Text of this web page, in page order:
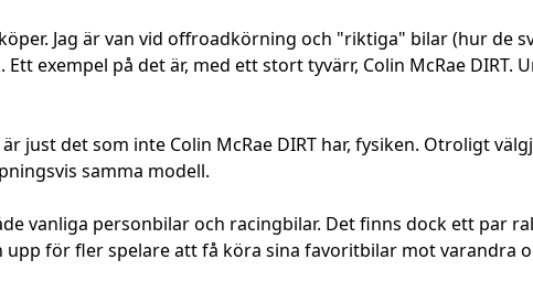
Jag är van vid offroadkörning och "riktiga" bilar (hur de
exempel på det är, med ett stort tyvärr, Colin McRae DIRT.
just det som inte Colin McRae DIRT har, fysiken. Otroligt
samma modell.
vanliga personbilar och racingbilar. Det finns dock ett par
för fler spelare att få köra sina favoritbilar mot varandra